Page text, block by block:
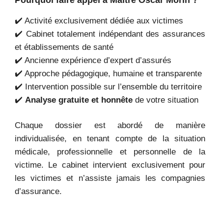
✔️ Activité exclusivement dédiée aux victimes
✔️ Cabinet totalement indépendant des assurances
et établissements de santé
✔️ Ancienne expérience d’expert d’assurés
✔️ Approche pédagogique, humaine et transparente
✔️ Intervention possible sur l’ensemble du territoire
✔️ Analyse gratuite et honnête de votre situation
Chaque dossier est abordé de manière
individualisée, en tenant compte de la situation
médicale, professionnelle et personnelle de la
victime. Le cabinet intervient exclusivement pour
les victimes et n’assiste jamais les compagnies
d’assurance.